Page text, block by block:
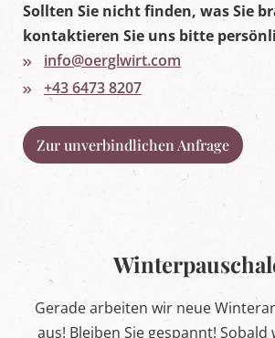
u
Sollten Sie nicht finden, was Sie
kontaktieren Sie uns bitte
info@oerglwirt.com
+43 6473 8207
Zur unverbindlichen Anfrage
Gerade arbeiten wir neue
aus! Bleiben Sie gespannt!